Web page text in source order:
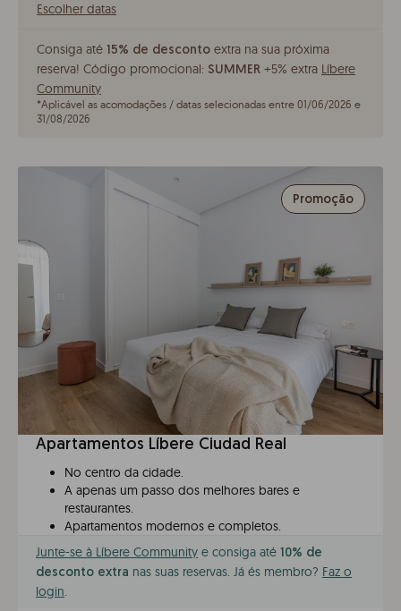
Escolher datas
Consiga até 15% de desconto extra na sua próxima
reserva! Código promocional: SUMMER +5% extra Líbere
Community
*Aplicável as acomodações / datas selecionadas entre 01/06/2026 e
31/08/2026
Promoção
Apartamentos Líbere Ciudad Real
No centro da cidade.
A apenas um passo dos melhores bares e
restaurantes.
Apartamentos modernos e completos.
Junte-se à Líbere Community e consiga até 10% de
desconto extra nas suas reservas. Já és membro? Faz o
login.